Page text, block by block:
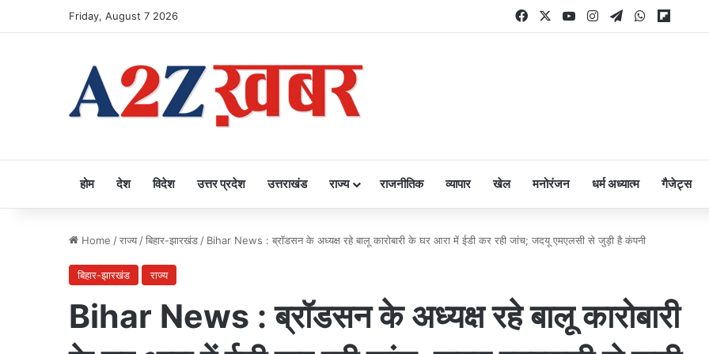
Friday, August 7 2026 FacebookYouTubeInstagram
TelegramWhatsApp
होम देश विदेश उत्तर प्रदेश उत्तराखंड राज्य राजनीतिक व्यापार खेल मनोरंजन धर्म अध्यात्म गैजेट्स
Home /राज्य /बिहार-झारखंड / Bihar News : ब्रॉडसन के अध्यक्ष रहे बालू कारोबारी के घर आरा में ईडी कर रही जांच; जदयू एमएलसी से जुड़ी है कंपनी
बिहार-झारखंड राज्य
Bihar News : ब्रॉडसन के अध्यक्ष रहे बालू कारोबारी